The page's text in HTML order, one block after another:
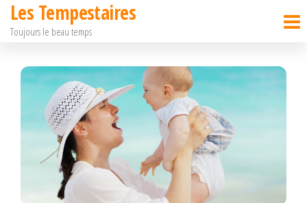
Passer
contenu
Les Tempestaires
Toujours le beau temps